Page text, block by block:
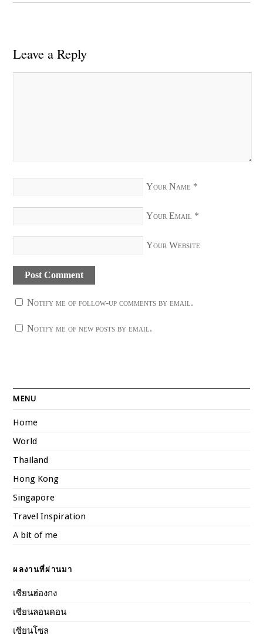
Leave a Reply
Your Name *
Your Email *
Your Website
Notify me of follow-up comments by email.
Notify me of new posts by email.
MENU
Home
World
Thailand
Hong Kong
Singapore
Travel Inspiration
A bit of me
ผลงานที่ผ่านมา
เซียนฮ่องกง
เซียนลอนดอน
เซียนโซล